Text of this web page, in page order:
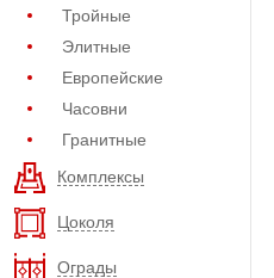
Тройные
Элитные
Европейские
Часовни
Гранитные
Комплексы
Цоколя
Ограды